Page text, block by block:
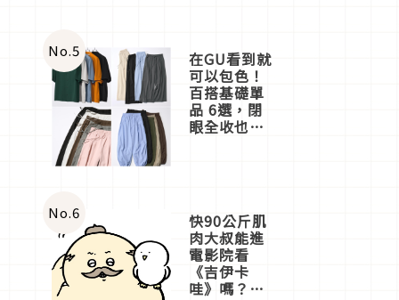
No.5 在GU看到就
可以包色！
百搭基礎單
品 6選，閉
眼全收也不
No.6 快90公斤肌
肉大叔能進
電影院看
《吉伊卡
哇》嗎？日